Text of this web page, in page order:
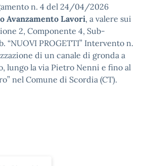
n. 4 del 24/04/2026
Avanzamento Lavori, a valere sui
2, Componente 4, Sub-
“NUOVI PROGETTI” Intervento n.
di un canale di gronda a
lungo la via Pietro Nenni e fino al
nel Comune di Scordia (CT).